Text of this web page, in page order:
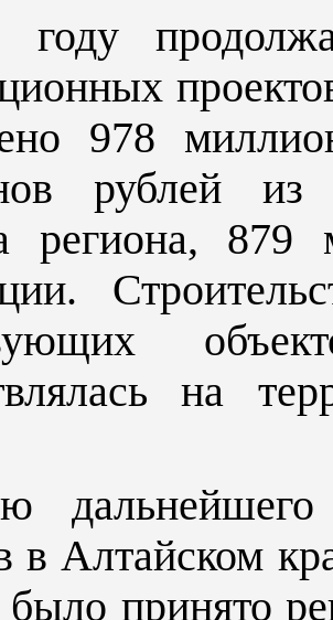
978
рублей из
региона, 879
на
дальнейшего
в Алтайском
было принято